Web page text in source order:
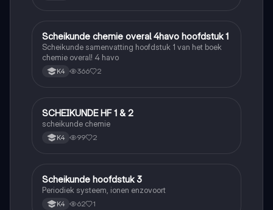
Scheikunde
Scheikunde chemie overal 4havo hoofdstuk 1
Scheikunde samenvatting hoofdstuk 1 van het boek
chemie overal! 4 havo
K4 366 2
Scheikunde
SCHEIKUNDE HF 1 & 2
scheikunde chemie
K4 99 2
Scheikunde
Scheikunde hoofdstuk 3
Periodiek systeem, ionen enzovoort
K4 62 1